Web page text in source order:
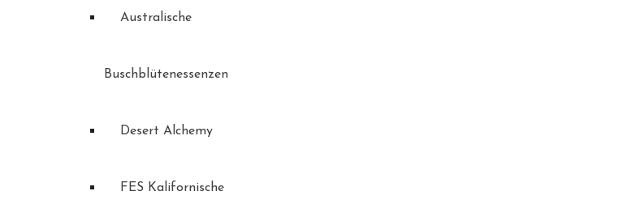
Australische
Buschblütenessenzen
Desert Alchemy
FES Kalifornische